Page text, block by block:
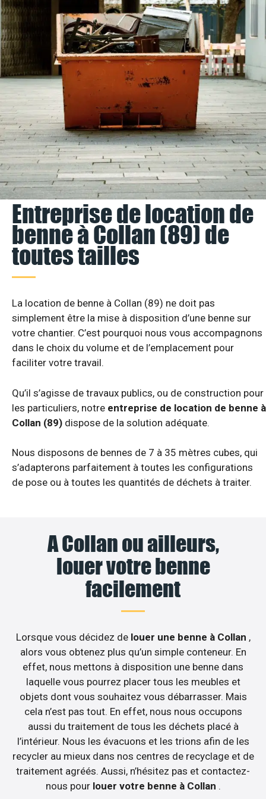
Entreprise de location de
benne à Collan (89) de
toutes tailles
La location de benne à Collan (89) ne doit pas
simplement être la mise à disposition d’une benne sur
votre chantier. C’est pourquoi nous vous accompagnons
dans le choix du volume et de l’emplacement pour
faciliter votre travail.
Qu’il s’agisse de travaux publics, ou de construction pour
les particuliers, notre entreprise de location de benne à
Collan (89) dispose de la solution adéquate.
Nous disposons de bennes de 7 à 35 mètres cubes, qui
s’adapterons parfaitement à toutes les configurations
de pose ou à toutes les quantités de déchets à traiter.
A Collan ou ailleurs,
louer votre benne
facilement
Lorsque vous décidez de louer une benne à Collan ,
alors vous obtenez plus qu’un simple conteneur. En
effet, nous mettons à disposition une benne dans
laquelle vous pourrez placer tous les meubles et
objets dont vous souhaitez vous débarrasser. Mais
cela n’est pas tout. En effet, nous nous occupons
aussi du traitement de tous les déchets placé à
l’intérieur. Nous les évacuons et les trions afin de les
recycler au mieux dans nos centres de recyclage et de
traitement agréés. Aussi, n’hésitez pas et contactez-
nous pour louer votre benne à Collan .